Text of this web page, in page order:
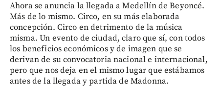
Ahora se anuncia la llegada a Medellín de Beyoncé.
Más de lo mismo. Circo, en su más elaborada
concepción. Circo en detrimento de la música
misma. Un evento de ciudad, claro que sí, con todos
los beneficios económicos y de imagen que se
derivan de su convocatoria nacional e internacional,
pero que nos deja en el mismo lugar que estábamos
antes de la llegada y partida de Madonna.